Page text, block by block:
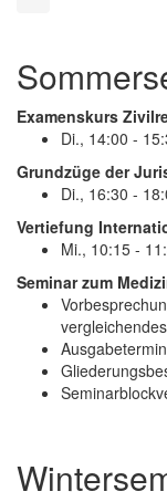
Examenskurs
Di., 14:00 -
Grundzüge der
Di., 16:30 -
Vertiefung
Mi., 10:15 -
Seminar zum